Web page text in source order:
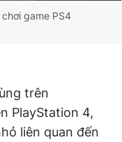
game PS4
trên
PlayStation 4,
liên quan đến